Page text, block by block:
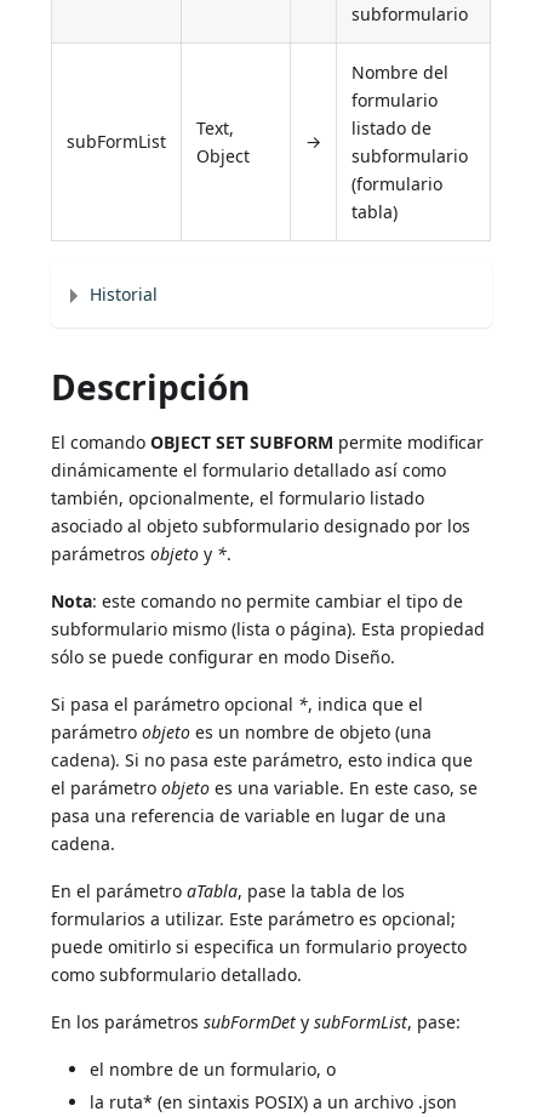
subformulario
subFormList
Text,
Object
→
Nombre del
formulario
listado de
subformulario
(formulario
tabla)
Historial
Descripción
El comandoOBJECT SET SUBFORM permite modificar
dinámicamente el formulario detallado así como
también, opcionalmente, el formulario listado
asociado al objeto subformulario designado por los
parámetrosobjeto y *.
Nota: este comando no permite cambiar el tipo de
subformulario mismo (lista o página). Esta propiedad
sólo se puede configurar en modo Diseño.
Si pasa el parámetro opcional *, indica que el
parámetroobjeto es un nombre de objeto (una
cadena). Si no pasa este parámetro, esto indica que
el parámetroobjeto es una variable. En este caso, se
pasa una referencia de variable en lugar de una
cadena.
En el parámetroaTabla, pase la tabla de los
formularios a utilizar. Este parámetro es opcional;
puede omitirlo si especifica un formulario proyecto
como subformulario detallado.
En los parámetrossubFormDet ysubFormList, pase:
el nombre de un formulario, o
la ruta* (en sintaxis POSIX) a un archivo .json